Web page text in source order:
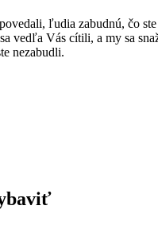
ľudia zabudnú, čo
vedľa Vás cítili, a my sa
nezabudli.